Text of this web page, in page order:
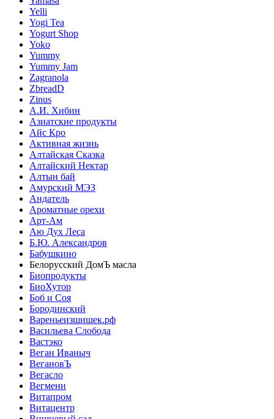
Yelli
Yogi Tea
Yogurt Shop
Yoko
Yummy
Yummy Jam
Zagranola
ZbreadD
Zinus
А.И. Хибин
Азиатские продукты
Айс Кро
Активная жизнь
Алтайская Сказка
Алтайский Нектар
Алтын бай
Амурский МЭЗ
Андатель
Ароматные орехи
Арт-Ам
Аю Дух Леса
Б.Ю. Александров
Бабушкино
Белорусский ДомЪ масла
Биопродукты
БиоХутор
Боб и Соя
Бородинский
Вареньеизшишек.рф
Васильева Слобода
Вастэко
Веган Иваныч
ВегановЪ
Вегасло
Вегмени
Витапром
Витацентр